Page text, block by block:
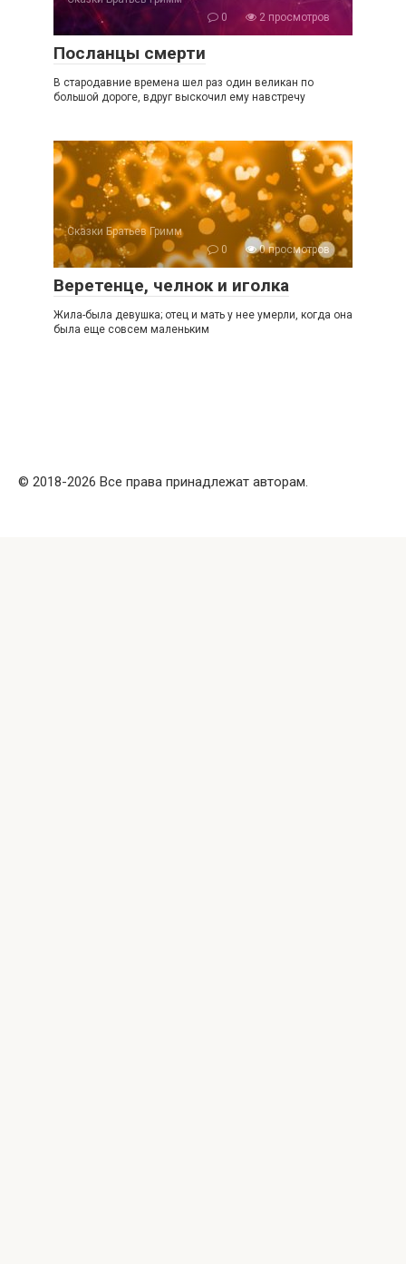
0
2 просмотров
Посланцы смерти
В стародавние времена шел раз один великан по
большой дороге, вдруг выскочил ему навстречу
Сказки Братьев Гримм
0
0 просмотров
Веретенце, челнок и иголка
Жила-была девушка; отец и мать у нее умерли, когда она
была еще совсем маленьким
© 2018-2026 Все права принадлежат авторам.